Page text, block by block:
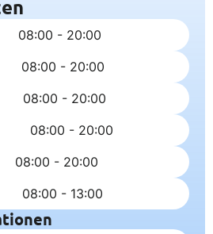
08:00 - 20:00
08:00 - 20:00
08:00 - 20:00
08:00 - 20:00
08:00 - 20:00
08:00 - 13:00